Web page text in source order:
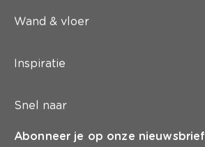
Wand & vloer
Inspiratie
Snel naar
Abonneer je op onze nieuwsbrief